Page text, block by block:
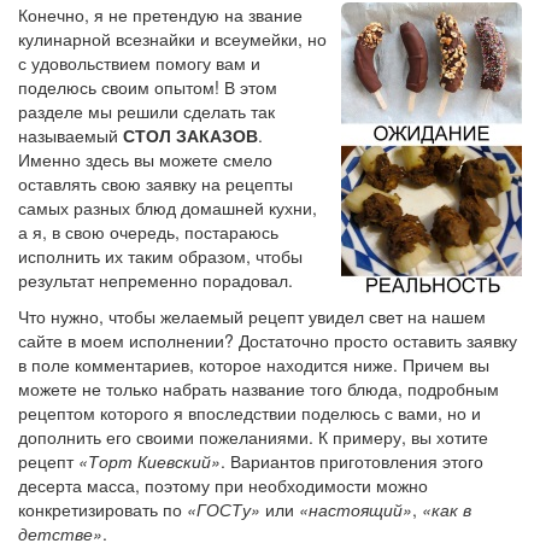
Конечно, я не претендую на звание
кулинарной всезнайки и всеумейки, но
с удовольствием помогу вам и
поделюсь своим опытом! В этом
разделе мы решили сделать так
называемый СТОЛ ЗАКАЗОВ.
Именно здесь вы можете смело
оставлять свою заявку на рецепты
самых разных блюд домашней кухни,
а я, в свою очередь, постараюсь
исполнить их таким образом, чтобы
результат непременно порадовал.
Что нужно, чтобы желаемый рецепт увидел свет на нашем
сайте в моем исполнении? Достаточно просто оставить заявку
в поле комментариев, которое находится ниже. Причем вы
можете не только набрать название того блюда, подробным
рецептом которого я впоследствии поделюсь с вами, но и
дополнить его своими пожеланиями. К примеру, вы хотите
рецепт «Торт Киевский». Вариантов приготовления этого
десерта масса, поэтому при необходимости можно
конкретизировать по «ГОСТу» или «настоящий», «как в
детстве».